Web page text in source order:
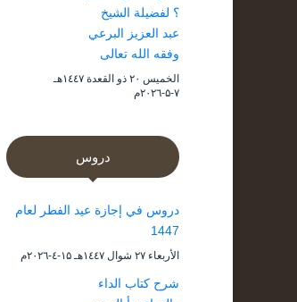
؟ لفضيلة الشيخ
عبد العزيز البرعي
وفقه الله تعالى
الخميس ۲۰ ذو القعدة ۱٤٤۷هـ
۷-۵-۲۰۲٦م
دروس
دروس في إجازة عيد الفطر لعام
1447
الأربعاء ۲۷ شوال ۱٤٤۷هـ ۱۵-٤-۲۰۲٦م
شرح كتاب الداء